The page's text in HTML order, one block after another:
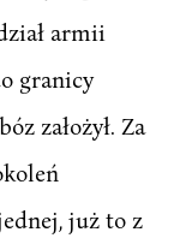
armii
granicy
założył. Za
już to z